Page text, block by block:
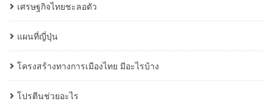
เศรษฐกิจไทยชะลอตัว
แผนที่ญี่ปุ่น
โครงสร้างทางการเมืองไทย มีอะไรบ้าง
โปรตีนช่วยอะไร